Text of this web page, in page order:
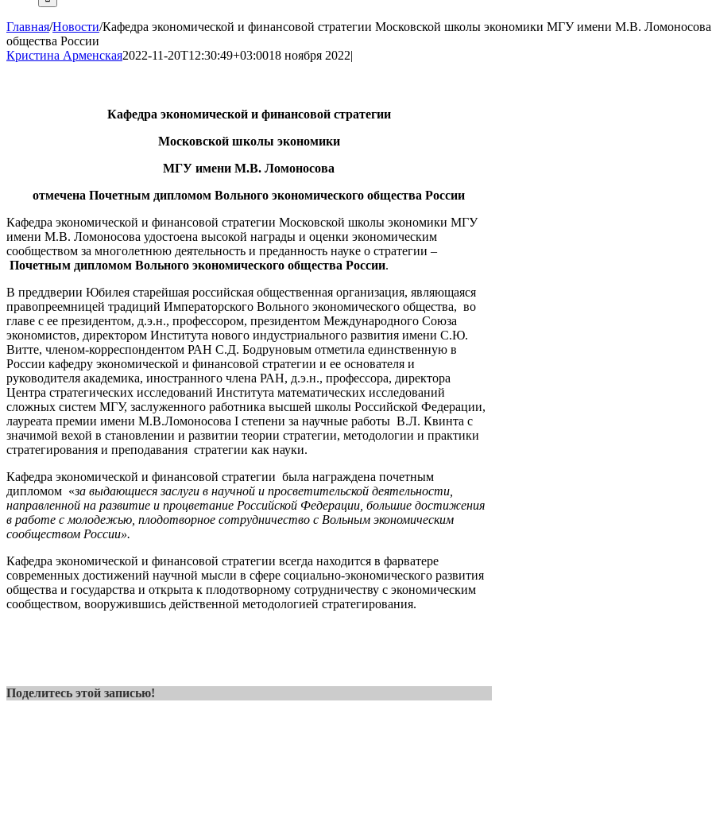
Главная/Новости/Кафедра экономической и финансовой стратегии Московской школы экономики МГУ имени М.В.
общества России
Кристина Арменская2022-11-20T12:30:49+03:0018 ноября 2022|
Кафедра экономической и финансовой стратегии
Московской школы экономики
МГУ имени М.В. Ломоносова
отмечена Почетным дипломом Вольного экономического общества России
Кафедра экономической и финансовой стратегии Московской школы экономики МГУ
имени М.В. Ломоносова удостоена высокой награды и оценки экономическим
сообществом за многолетнюю деятельность и преданность науке о стратегии –
Почетным дипломом Вольного экономического общества России.
В преддверии Юбилея старейшая российская общественная организация, являющаяся
правопреемницей традиций Императорского Вольного экономического общества, во
главе с ее президентом, д.э.н., профессором, президентом Международного Союза
экономистов, директором Института нового индустриального развития имени С.Ю.
Витте, членом-корреспондентом РАН С.Д. Бодруновым отметила единственную в
России кафедру экономической и финансовой стратегии и ее основателя и
руководителя академика, иностранного члена РАН, д.э.н., профессора, директора
Центра стратегических исследований Института математических исследований
сложных систем МГУ, заслуженного работника высшей школы Российской Федерации,
лауреата премии имени М.В.Ломоносова I степени за научные работы В.Л. Квинта с
значимой вехой в становлении и развитии теории стратегии, методологии и практики
стратегирования и преподавания стратегии как науки.
Кафедра экономической и финансовой стратегии была награждена почетным
дипломом «за выдающиеся заслуги в научной и просветительской деятельности,
направленной на развитие и процветание Российской Федерации, большие достижения
в работе с молодежью, плодотворное сотрудничество с Вольным экономическим
сообществом России».
Кафедра экономической и финансовой стратегии всегда находится в фарватере
современных достижений научной мысли в сфере социально-экономического развития
общества и государства и открыта к плодотворному сотрудничеству с экономическим
сообществом, вооружившись действенной методологией стратегирования.
Поделитесь этой записью!